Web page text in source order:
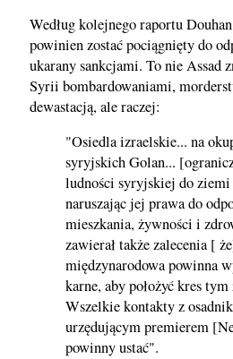
Według kolejnego raportu
powinien zostać pociągnięty do
ukarany sankcjami. To nie Assad
Syrii bombardowaniami,
dewastacją, ale raczej:
"Osiedla izraelskie... na
syryjskich Golan...
ludności syryjskiej do
naruszając jej prawa do
mieszkania, żywności i
zawierał także zalecenia [
międzynarodowa powinna
karne, aby położyć kres
Wszelkie kontakty z
urzędującym premierem
powinny ustać".